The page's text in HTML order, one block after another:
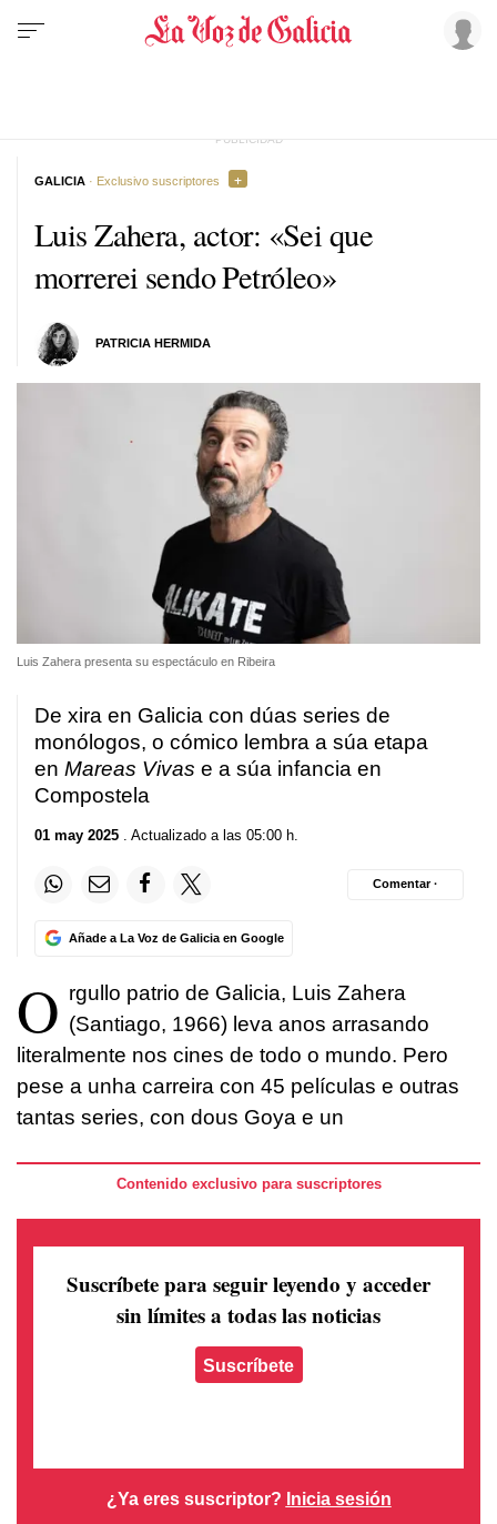
Luis Zahera, actor: «Sei que
morrerei sendo Petróleo»
PATRICIA HERMIDA
GALICIA · Exclusivo suscriptores
Luis Zahera presenta su espectáculo en Ribeira
De xira en Galicia con dúas series de
monólogos, o cómico lembra a súa etapa
en Mareas Vivas e a súa infancia en
Compostela
01 may 2025 . Actualizado a las 05:00 h.
Añade a La Voz de Galicia en Google
Comentar ·
O rgullo patrio de Galicia, Luis Zahera
(Santiago, 1966) leva anos arrasando
literalmente nos cines de todo o mundo. Pero
pese a unha carreira con 45 películas e outras
tantas series, con dous Goya e un
Contenido exclusivo para suscriptores
Suscríbete para seguir leyendo y acceder
sin límites a todas las noticias
Suscríbete
¿Ya eres suscriptor? Inicia sesión